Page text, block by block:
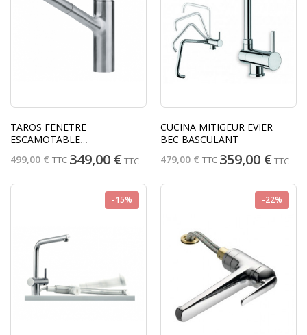
TAROS FENETRE
ESCAMOTABLE
DOUCHETTE - FRANKE
499,00 €TTC 349,00 €TTC
CUCINA MITIGEUR EVIER
BEC BASCULANT
479,00 €TTC 359,00 €TTC
-15% -22%